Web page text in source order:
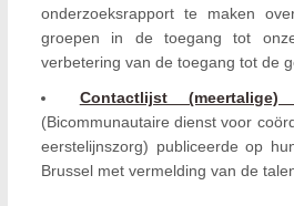
onderzoeksrapport te maken
groepen in de toegang tot
verbetering van de toegang tot de
Contactlijst
(Bicommunautaire dienst voor
eerstelijnszorg) publiceerde op
Brussel met vermelding van de